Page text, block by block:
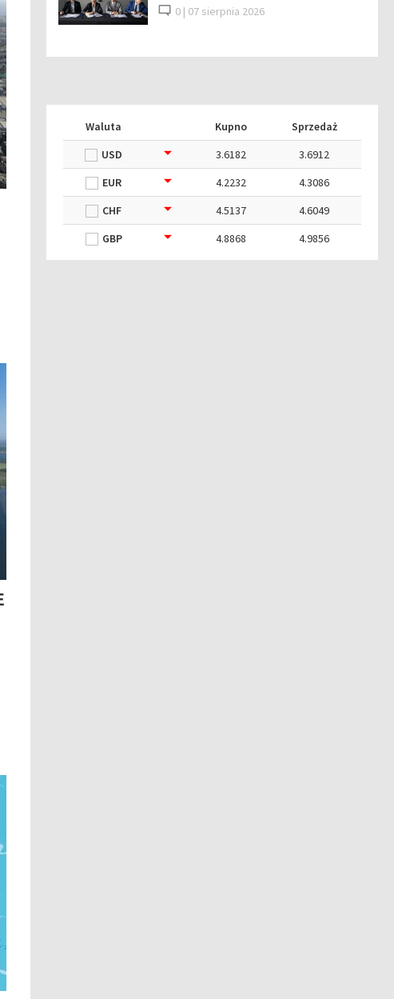
0 | 07 sierpnia 2026
Waluta Kupno
Sprzedaż
USD
3.6182
3.6912
EUR
4.2232
4.3086
CHF
4.5137
4.6049
GBP
4.8868 4.9856